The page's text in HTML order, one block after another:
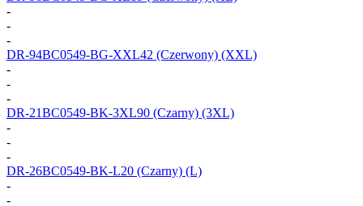
-
-
-
DR-94BC0549-BG-XXL42 (Czerwony) (XXL)
-
-
-
DR-21BC0549-BK-3XL90 (Czarny) (3XL)
-
-
-
DR-26BC0549-BK-L20 (Czarny) (L)
-
-